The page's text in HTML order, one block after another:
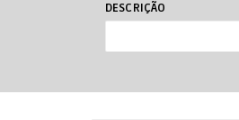
DESCRIÇÃO